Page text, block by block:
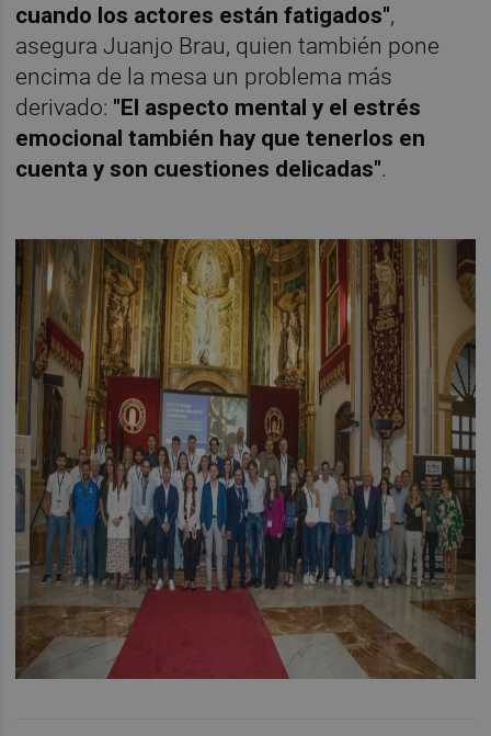
cuando los actores están fatigados",
asegura Juanjo Brau, quien también pone
encima de la mesa un problema más
derivado: "El aspecto mental y el estrés
emocional también hay que tenerlos en
cuenta y son cuestiones delicadas".